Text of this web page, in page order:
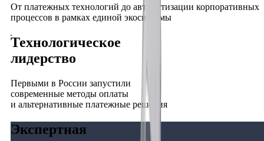
От платежных технологий до автоматизации корпоративных
процессов в рамках единой экосистемы
Технологическое
лидерство
Первыми в России запустили
современные методы оплаты
и альтернативные платежные решения
Экспертная